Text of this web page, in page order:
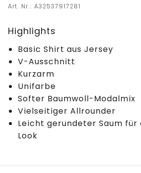
Art. Nr.: A32537917281
Highlights
Basic Shirt aus Jersey
V-Ausschnitt
Kurzarm
Unifarbe
Softer Baumwoll-Modalmix
Vielseitiger Allrounder
Leicht gerundeter Saum für
Look